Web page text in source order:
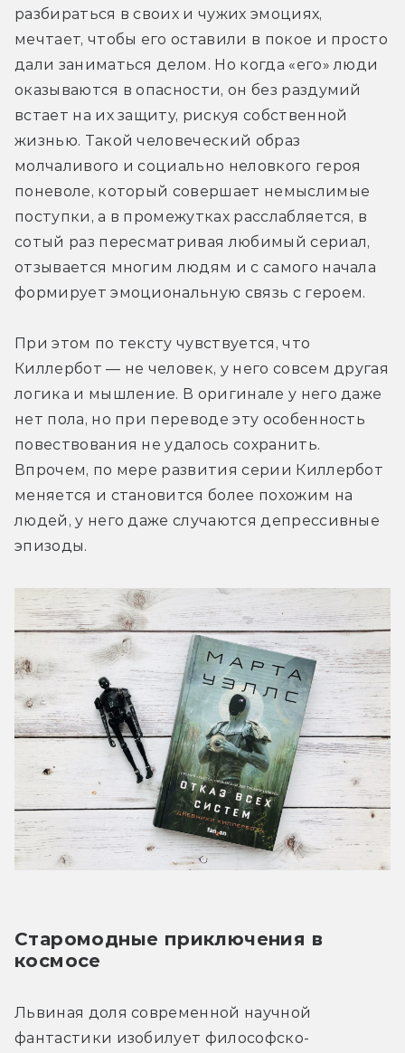
разбираться в своих и чужих эмоциях,
мечтает, чтобы его оставили в покое и просто
дали заниматься делом. Но когда «его» люди
оказываются в опасности, он без раздумий
встает на их защиту, рискуя собственной
жизнью. Такой человеческий образ
молчаливого и социально неловкого героя
поневоле, который совершает немыслимые
поступки, а в промежутках расслабляется, в
сотый раз пересматривая любимый сериал,
отзывается многим людям и с самого начала
формирует эмоциональную связь с героем.
При этом по тексту чувствуется, что
Киллербот — не человек, у него совсем другая
логика и мышление. В оригинале у него даже
нет пола, но при переводе эту особенность
повествования не удалось сохранить.
Впрочем, по мере развития серии Киллербот
меняется и становится более похожим на
людей, у него даже случаются депрессивные
эпизоды.
Старомодные приключения в
космосе
Львиная доля современной научной
фантастики изобилует философско-